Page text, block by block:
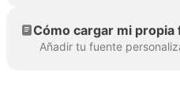
Cómo cargar mi propia